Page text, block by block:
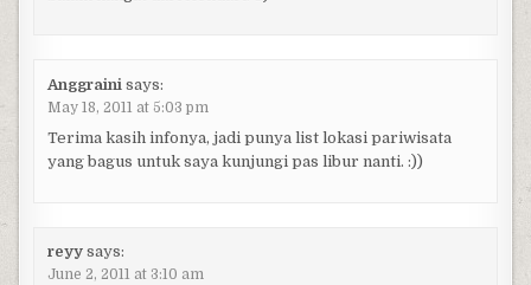
Anggraini says:
May 18, 2011 at 5:03 pm
Terima kasih infonya, jadi punya list lokasi pariwisata
yang bagus untuk saya kunjungi pas libur nanti. :))
reyy says:
June 2, 2011 at 3:10 am